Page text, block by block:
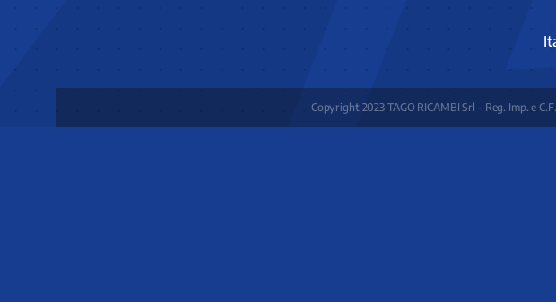
Copyright 2023 TAGO RICAMBI Srl - Reg. Imp. e